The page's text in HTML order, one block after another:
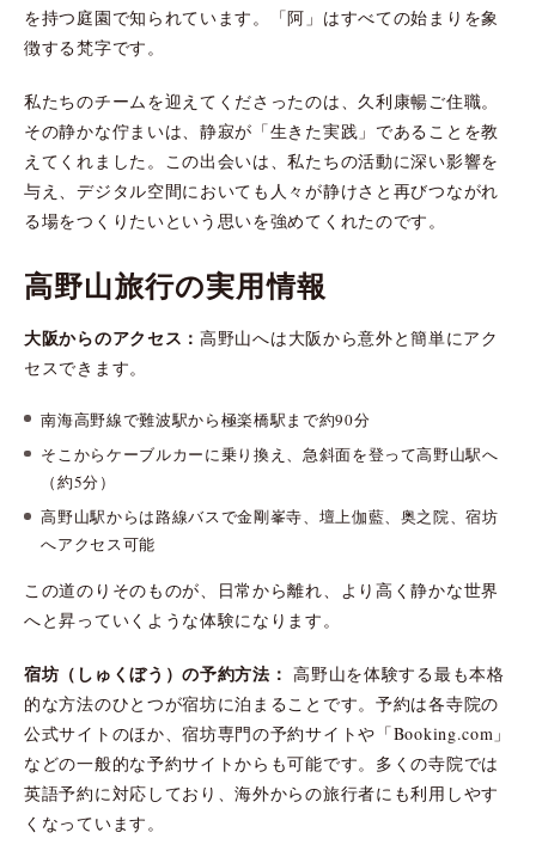
を持つ庭園で知られています。「阿」はすべての始まりを象
徴する梵字です。
私たちのチームを迎えてくださったのは、久利康暢ご住職。
その静かな佇まいは、静寂が「生きた実践」であることを教
えてくれました。この出会いは、私たちの活動に深い影響を
与え、デジタル空間においても人々が静けさと再びつながれ
る場をつくりたいという思いを強めてくれたのです。
高野山旅行の実用情報
大阪からのアクセス： 高野山へは大阪から意外と簡単にアク
セスできます。
南海高野線で難波駅から極楽橋駅まで約90分
そこからケーブルカーに乗り換え、急斜面を登って高野山駅へ
（約5分）
高野山駅からは路線バスで金剛峯寺、壇上伽藍、奥之院、宿坊
へアクセス可能
この道のりそのものが、日常から離れ、より高く静かな世界
へと昇っていくような体験になります。
宿坊（しゅくぼう）の予約方法：高野山を体験する最も本格
的な方法のひとつが宿坊に泊まることです。予約は各寺院の
公式サイトのほか、宿坊専門の予約サイトや「Booking.com」
などの一般的な予約サイトからも可能です。多くの寺院では
英語予約に対応しており、海外からの旅行者にも利用しやす
くなっています。